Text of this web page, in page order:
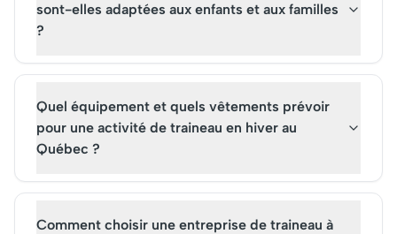
sont-elles adaptées aux enfants et aux familles
?
Quel équipement et quels vêtements prévoir
pour une activité de traineau en hiver au
Québec ?
Comment choisir une entreprise de traineau à